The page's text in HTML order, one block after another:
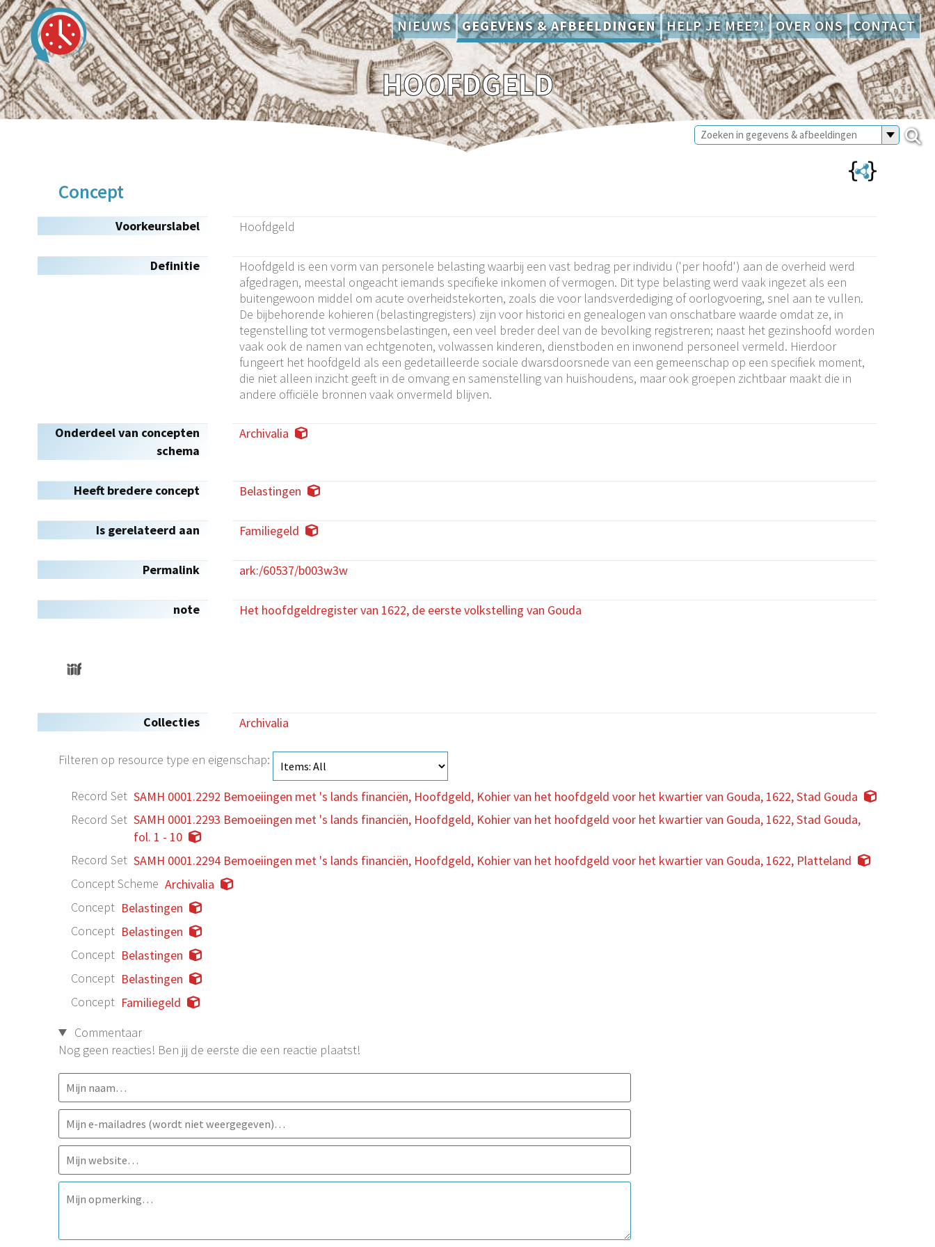
NIEUWS GEGEVENS & AFBEELDINGEN HELP JE MEE?! OVER ONS CONTACT
HOOFDGELD
Concept
Voorkeurslabel Hoofdgeld
Definitie
Hoofdgeld is een vorm van personele belasting waarbij een vast bedrag per individu ('per hoofd') aan de overheid werd
afgedragen, meestal ongeacht iemands specifieke inkomen of vermogen. Dit type belasting werd vaak ingezet als een
buitengewoon middel om acute overheidstekorten, zoals die voor landsverdediging of oorlogvoering, snel aan te vullen.
De bijbehorende kohieren (belastingregisters) zijn voor historici en genealogen van onschatbare waarde omdat ze, in
tegenstelling tot vermogensbelastingen, een veel breder deel van de bevolking registreren; naast het gezinshoofd worden
vaak ook de namen van echtgenoten, volwassen kinderen, dienstboden en inwonend personeel vermeld. Hierdoor
fungeert het hoofdgeld als een gedetailleerde sociale dwarsdoorsnede van een gemeenschap op een specifiek moment,
die niet alleen inzicht geeft in de omvang en samenstelling van huishoudens, maar ook groepen zichtbaar maakt die in
andere officiële bronnen vaak onvermeld blijven.
Onderdeel van concepten
schema
Archivalia
Heeft bredere concept Belastingen
Is gerelateerd aan Familiegeld
Permalink ark:/60537/b003w3w
note Het hoofdgeldregister van 1622, de eerste volkstelling van Gouda
Collecties Archivalia
Filteren op resource type en eigenschap:
Record Set SAMH 0001.2292 Bemoeiingen met 's lands financiën, Hoofdgeld, Kohier van het hoofdgeld voor het kwartier van Gouda, 1622, Stad Gouda
Record Set SAMH 0001.2293 Bemoeiingen met 's lands financiën, Hoofdgeld, Kohier van het hoofdgeld voor het kwartier van Gouda, 1622, Stad Gouda,
fol. 1 - 10
Record Set SAMH 0001.2294 Bemoeiingen met 's lands financiën, Hoofdgeld, Kohier van het hoofdgeld voor het kwartier van Gouda, 1622, Platteland
Concept Scheme Archivalia
Concept Belastingen
Concept Belastingen
Concept Belastingen
Concept Belastingen
Concept Familiegeld
Commentaar
Nog geen reacties! Ben jij de eerste die een reactie plaatst!